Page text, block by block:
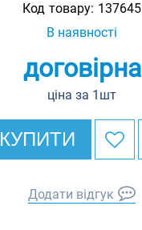
Код товару: 137645
В наявності
договірна
ціна за 1шт
КУПИТИ
Додати відгук